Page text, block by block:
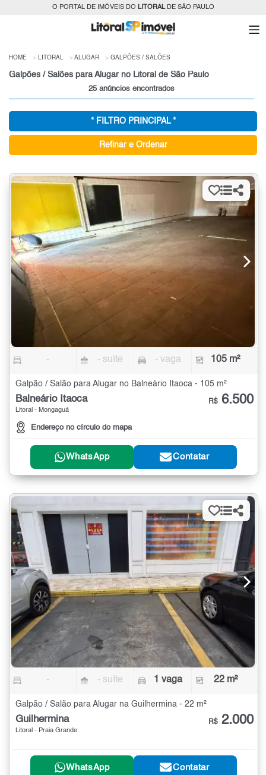
O PORTAL DE IMÓVEIS DO LITORALDE SÃO PAULO
HOME LITORAL ALUGAR GALPÕES / SALÕES
Galpões / Salões para Alugar no Litoral de São Paulo
25 anúncios encontrados
* FILTRO PRINCIPAL *
Refinar e Ordenar
- - suíte - vaga 105 m²
Galpão / Salão para Alugar no Balneário Itaoca - 105 m²
Balneário Itaoca
Litoral - Mongaguá
Endereço no círculo do mapa
R$ 6.500
WhatsApp Contatar
- - suíte 1 vaga 22 m²
Galpão / Salão para Alugar na Guilhermina - 22 m²
Guilhermina
Litoral - Praia Grande
R$ 2.000
WhatsApp Contatar